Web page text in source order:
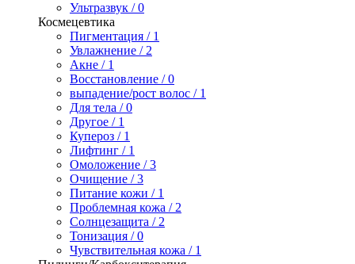
Ультразвук / 0
Космецевтика
Пигментация / 1
Увлажнение / 2
Акне / 1
Восстановление / 0
выпадение/рост волос / 1
Для тела / 0
Другое / 1
Купероз / 1
Лифтинг / 1
Омоложение / 3
Очищение / 3
Питание кожи / 1
Проблемная кожа / 2
Солнцезащита / 2
Тонизация / 0
Чувствительная кожа / 1